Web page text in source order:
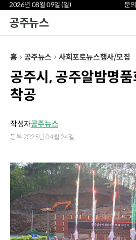
2026년 08월 09일 (일) 문
공주뉴스
홈 공주뉴스 사회포토뉴스행사/모집
공주시, 공주알밤명
착공
작성자공주뉴스
등록 2025년 04월 24일